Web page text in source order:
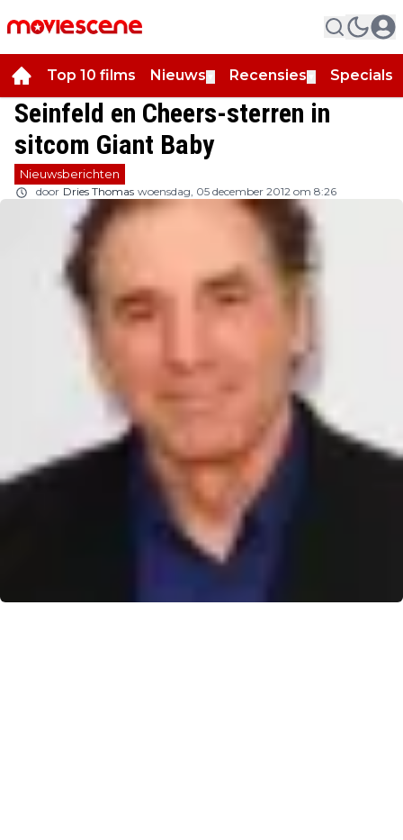
Top 10 films Nieuws Recensies Specials
Seinfeld en Cheers-sterren in
sitcom Giant Baby
Nieuwsberichten
door Dries Thomas woensdag, 05 december 2012 om 8:26